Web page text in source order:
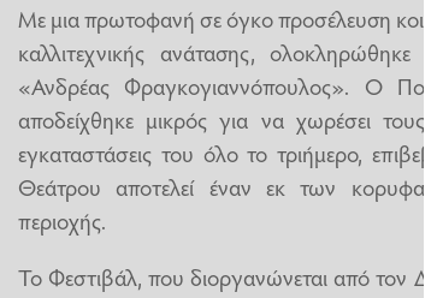
Με μια πρωτοφανή σε όγκο προσέλευση
καλλιτεχνικής ανάτασης,
«Ανδρέας Φραγκογιαννόπουλος». Ο
αποδείχθηκε μικρός για να χωρέσει
εγκαταστάσεις του όλο το τριήμερο,
Θεάτρου αποτελεί έναν εκ των
περιοχής.
Το Φεστιβάλ, που διοργανώνεται από τον